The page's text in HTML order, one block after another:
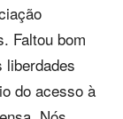
Faltou bom
liberdades
do acesso à